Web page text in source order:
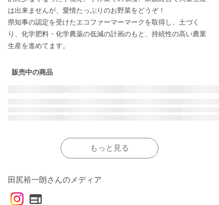
は出来ませんが、愛情たっぷりのお野菜をどうぞ！
県知事の認定を受けたエコファーマーマークを取得し、土づく
り、化学肥料・化学農薬の低減の計画のもと、持続性の高い農業
生産を進めてます。
販売中の商品
もっと見る
田尻裕一朗さんのメディア